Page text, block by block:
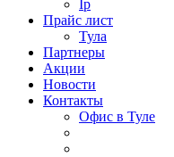
Ip
Прайс лист
Тула
Партнеры
Акции
Новости
Контакты
Офис в Туле